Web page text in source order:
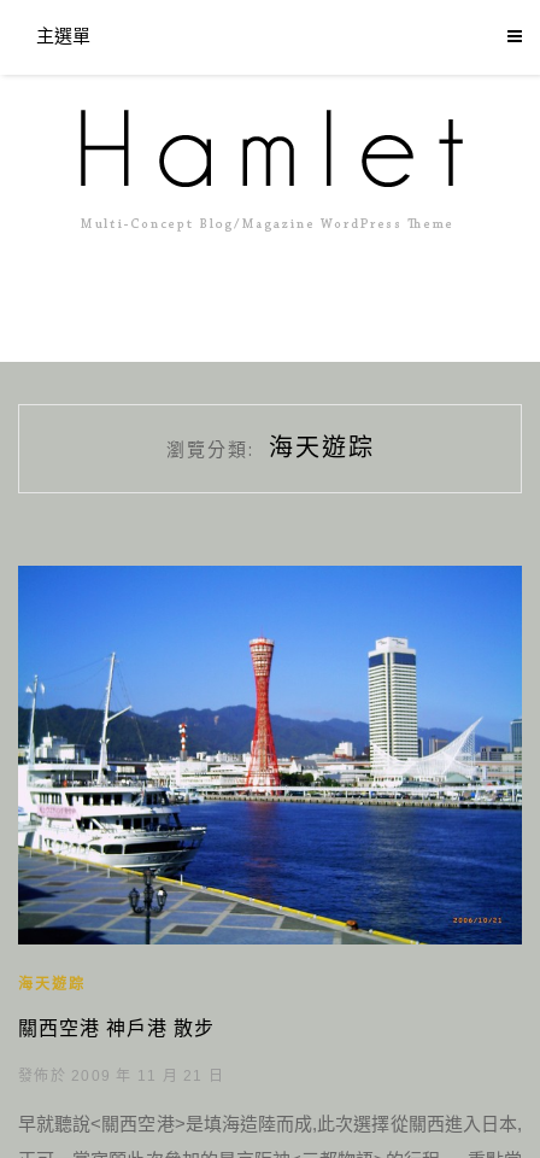
主選單
瀏覽分類: 海天遊踪
海天遊踪
關西空港 神戶港 散步
發佈於 2009 年 11 月 21 日
早就聽說<關西空港>是填海造陸而成,此次選擇從關西進入日本,